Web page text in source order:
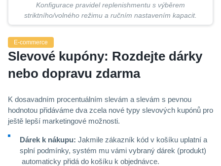
Konfigurace pravidel replenishmentu s výběrem
striktního/volného režimu a ručním nastavením kapacit.
Slevové kupóny: Rozdejte dárky
nebo dopravu zdarma
E-commerce
K dosavadním procentuálním slevám a slevám s pevnou
hodnotou přidáváme dva zcela nové typy slevových kupónů pro
ještě lepší marketingové možnosti.
Dárek k nákupu: Jakmile zákazník kód v košíku uplatní a
splní podmínky, systém mu vámi vybraný dárek (produkt)
automaticky přidá do košíku k objednávce.